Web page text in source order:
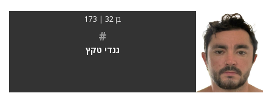
בן 32 | 173
#
גנדי טקץ